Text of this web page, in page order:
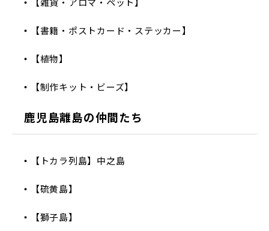
【書籍・ポストカード・ステッカー】
【植物】
【制作キット・ビーズ】
鹿児島離島の仲間たち
【トカラ列島】中之島
【硫黄島】
【獅子島】